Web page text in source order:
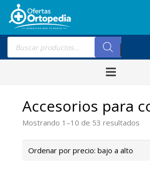
Búsqueda
productos
Accesorios para
Mostrando 1–10 de 53 resultados